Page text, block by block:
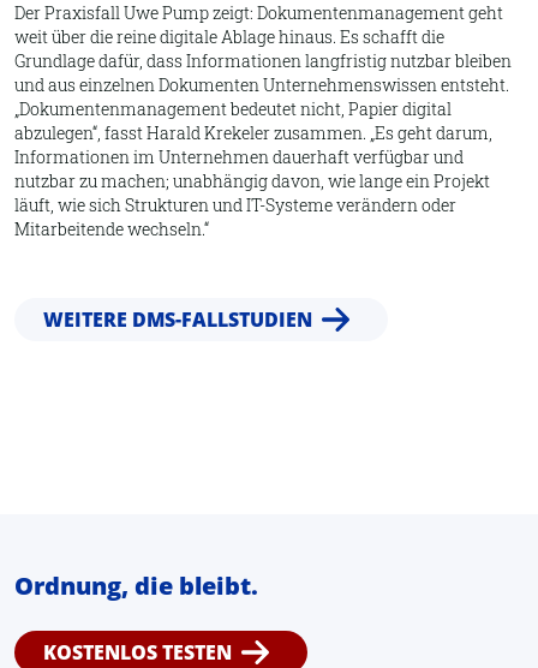
Der Praxisfall Uwe Pump zeigt: Dokumentenmanagement geht
weit über die reine digitale Ablage hinaus. Es schafft die
Grundlage dafür, dass Informationen langfristig nutzbar bleiben
und aus einzelnen Dokumenten Unternehmenswissen entsteht.
Dokumentenmanagement bedeutet nicht, Papier digital
abzulegen , fasst Harald Krekeler zusammen. Es geht darum,
Informationen im Unternehmen dauerhaft verfügbar und
nutzbar zu machen; unabhängig davon, wie lange ein Projekt
läuft, wie sich Strukturen und IT-Systeme verändern oder
Mitarbeitende wechseln.
WEITERE DMS-FALLSTUDIEN
Ordnung, die bleibt.
KOSTENLOS TESTEN